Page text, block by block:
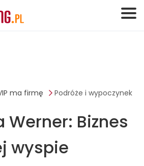
ma firmę Podróże i wypoczynek
Werner: Biznes
wyspie